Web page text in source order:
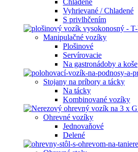
Chladené
Vyhrievané / Chladené
S privlhčením
Manipulačné vozíky
Plošinové
Servírovacie
Na gastronádoby a koše
Stojany na príbory a tácky
Na tácky
Kombinované vozíky
Ohrevné vozíky
Jednovaňové
Delené